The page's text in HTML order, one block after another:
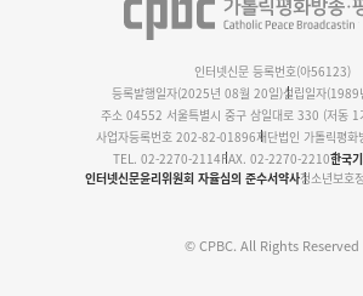
인터넷신문 등록번호(아56123)
등록발행일자(2025년 08월 20일)설립일자
주소 04552 서울특별시 중구 삼일대로 330 (저동 1
사업자등록번호 202-82-01896재단법인 가톨릭평화
TEL. 02-2270-2114FAX. 02-2270-2210한국
인터넷신문윤리위원회 자율심의 준수서약사청소년보호
© CPBC. All Rights Reserved